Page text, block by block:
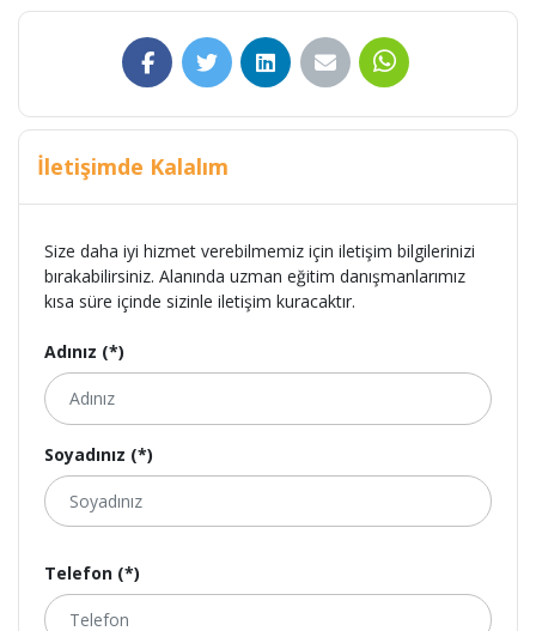
İletişimde Kalalım
Size daha iyi hizmet verebilmemiz için iletişim bilgilerinizi
bırakabilirsiniz. Alanında uzman eğitim danışmanlarımız
kısa süre içinde sizinle iletişim kuracaktır.
Adınız (*)
Soyadınız (*)
Telefon (*)